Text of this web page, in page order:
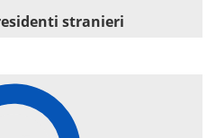
stranieri